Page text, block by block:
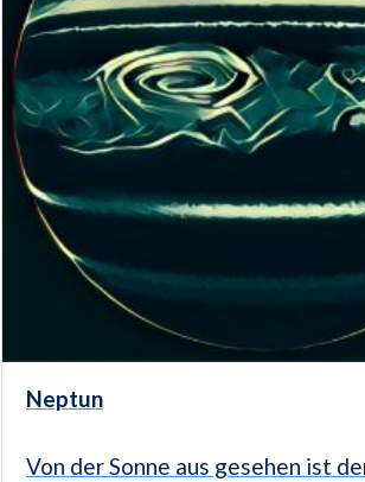
Neptun
Von der Sonne aus gesehen ist